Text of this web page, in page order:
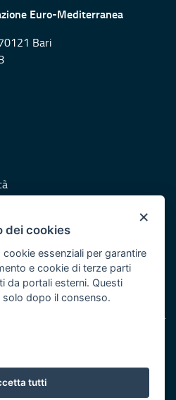
Euro-Mediterranea
Bari
Puglia
×
dei cookies
essenziali per garantire
e cookie di terze parti
da portali esterni. Questi
dopo il consenso.
tutti